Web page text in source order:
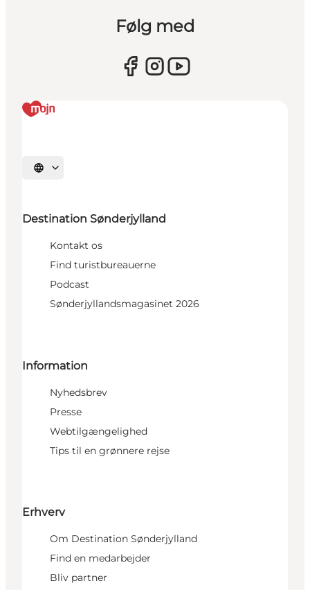
Følg med
Vælg sprog
Destination Sønderjylland
Kontakt os
Find turistbureauerne
Podcast
Sønderjyllandsmagasinet 2026
Information
Nyhedsbrev
Presse
Webtilgængelighed
Tips til en grønnere rejse
Erhverv
Om Destination Sønderjylland
Find en medarbejder
Bliv partner